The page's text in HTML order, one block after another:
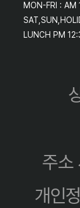
MON-FRI :
LUNCH PM
주소
개인